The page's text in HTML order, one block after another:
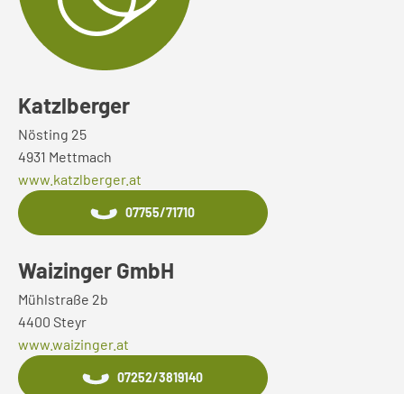
Katzlberger
Nösting 25
4931 Mettmach
www.katzlberger.at
07755/71710
Waizinger GmbH
Mühlstraße 2b
4400 Steyr
www.waizinger.at
07252/3819140